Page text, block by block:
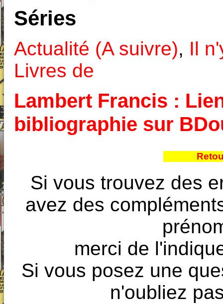
Séries
Actualité (A suivre), Il
Livres de
Lambert Francis :
bibliographie sur
Si vous trouvez des
avez des
merci de
Si vous posez une
n'oubliez